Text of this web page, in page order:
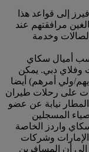
إلى قواعد هذا
مرافقتهم عند
وخدمة
أميال سكاي
وفلاي دبي. يمكن
ولي أمرهم) أيضا
على رحلات طيران
نيابة عن عضو
المسجلين
واردز الخاصة
وشركات
إلى أن المسافرين